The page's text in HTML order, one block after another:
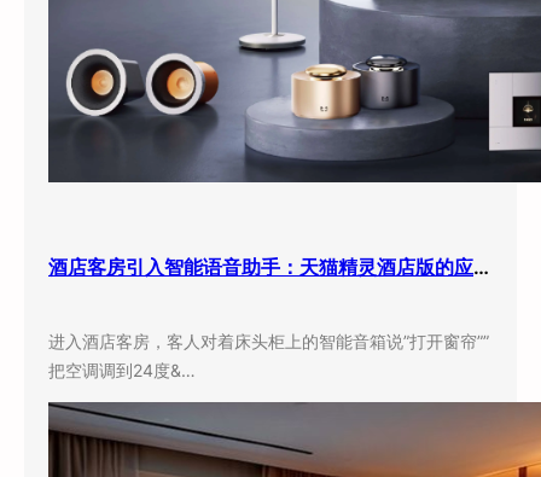
酒店客房引入智能语音助手：天猫精灵酒店版的应用现状与实际效果
进入酒店客房，客人对着床头柜上的智能音箱说”打开窗帘””
把空调调到24度&…